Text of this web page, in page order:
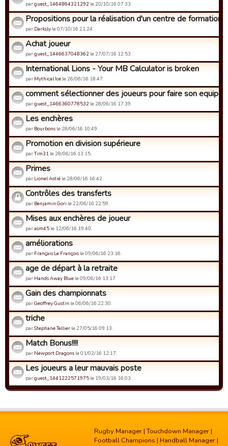
parguest_1464864321292 le 20/10/16 07:33.
Propositions pour la réalisation d'un centre de formation
par Darksly le 07/10/16 21:24.
Achat joueur
parguest_1446637048362 le 27/07/16 12:53.
International Lions - Your MB Calculator is broken
par Mythical Ice le 26/06/16 18:47.
comment sélectionner des joueurs pour faire son equipe
parguest_1466360778532 le 28/06/16 17:39.
Les enchères
par Bourbons le 28/06/16 10:49.
Promotion en division supérieure
parTim31 le 28/06/16 13:15.
Primes
par Lionel Astié le 28/06/16 16:42.
Contrôles des transferts
par Benjamin Gori le 22/06/16 22:59.
Mises aux enchères de joueur
parasm45 le 12/06/16 19:40.
améliorations
par Français Le François le 09/06/16 23:16.
age de départ à la retraite
par Hands Away Blue le 09/06/16 13:17.
Gain des championnats
parGeoffrey Gustin le 06/06/16 22:30.
triche
parStephane Tellier le 27/05/16 09:13.
Match Bonus!!!!
par Newport Dragons le 01/02/16 12:17.
Les joueurs a leur mauvais poste
parguest_1441222571975 le 19/03/16 16:03.
Rugby Manager |Touchdown Manager |
Football Champions | Handball Manager |